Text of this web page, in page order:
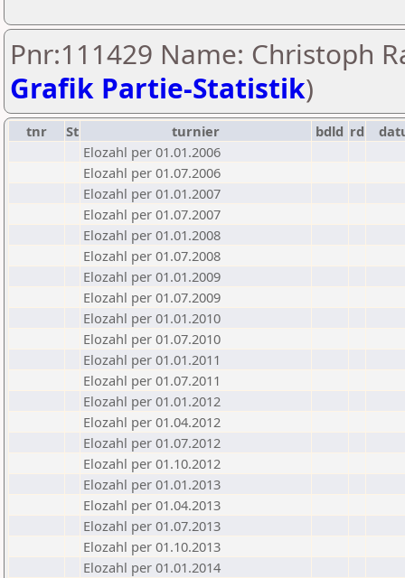
Pnr:111429 Name: Christoph
Grafik Partie-Statistik)
tnr St turnier bdld rd
Elozahl per 01.01.2006
Elozahl per 01.07.2006
Elozahl per 01.01.2007
Elozahl per 01.07.2007
Elozahl per 01.01.2008
Elozahl per 01.07.2008
Elozahl per 01.01.2009
Elozahl per 01.07.2009
Elozahl per 01.01.2010
Elozahl per 01.07.2010
Elozahl per 01.01.2011
Elozahl per 01.07.2011
Elozahl per 01.01.2012
Elozahl per 01.04.2012
Elozahl per 01.07.2012
Elozahl per 01.10.2012
Elozahl per 01.01.2013
Elozahl per 01.04.2013
Elozahl per 01.07.2013
Elozahl per 01.10.2013
Elozahl per 01.01.2014